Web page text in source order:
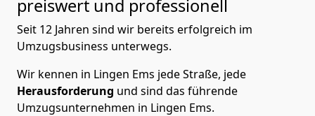
preiswert und professionell
Seit 12 Jahren sind wir bereits erfolgreich im
Umzugsbusiness unterwegs.
Wir kennen in Lingen Ems jede Straße, jede
Herausforderung und sind das führende
Umzugsunternehmen in Lingen Ems.